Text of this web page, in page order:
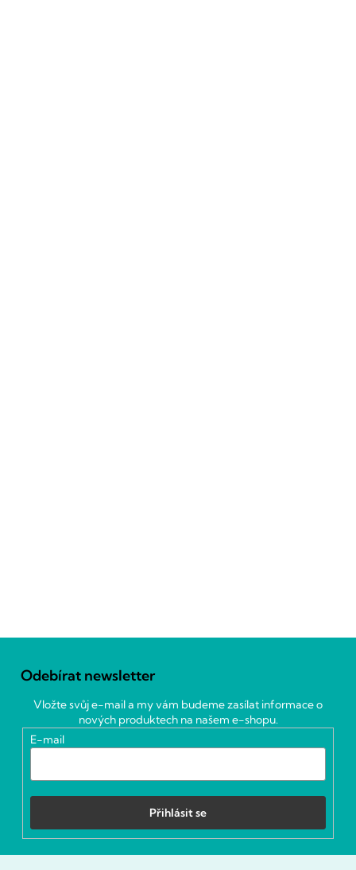
Odebírat newsletter
Vložte svůj e-mail a my vám budeme zasílat informace o
nových produktech na našem e-shopu.
E-mail
Přihlásit se